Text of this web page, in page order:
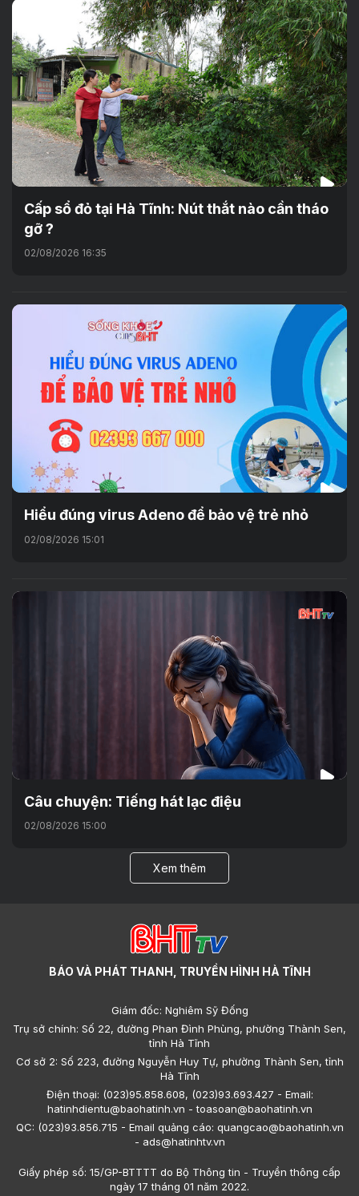
Cấp sổ đỏ tại Hà Tĩnh: Nút thắt nào cần tháo
gỡ ?
02/08/2026 16:35
Hiểu đúng virus Adeno để bảo vệ trẻ nhỏ
02/08/2026 15:01
Câu chuyện: Tiếng hát lạc điệu
02/08/2026 15:00
Xem thêm
BÁO VÀ PHÁT THANH, TRUYỀN HÌNH HÀ TĨNH
Giám đốc: Nghiêm Sỹ Đống
Trụ sở chính: Số 22, đường Phan Đình Phùng, phường Thành Sen,
tỉnh Hà Tĩnh
Cơ sở 2: Số 223, đường Nguyễn Huy Tự, phường Thành Sen, tỉnh
Hà Tĩnh
Điện thoại: (023)95.858.608, (023)93.693.427 - Email:
hatinhdientu@baohatinh.vn - toasoan@baohatinh.vn
QC: (023)93.856.715 - Email quảng cáo: quangcao@baohatinh.vn
- ads@hatinhtv.vn
Giấy phép số: 15/GP-BTTTT do Bộ Thông tin - Truyền thông cấp
ngày 17 tháng 01 năm 2022.